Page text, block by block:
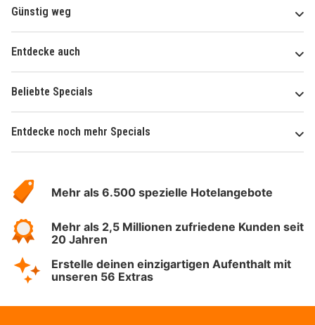
Günstig weg
Entdecke auch
Beliebte Specials
Entdecke noch mehr Specials
Hotelspecials
Mehr als 6.500 spezielle Hotelangebote
Mehr als 2,5 Millionen zufriedene Kunden seit
20 Jahren
Erstelle deinen einzigartigen Aufenthalt mit
unseren 56 Extras